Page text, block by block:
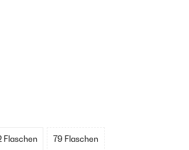
Flaschen 79 Flaschen